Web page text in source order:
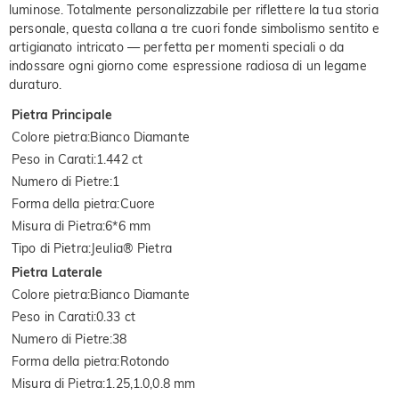
luminose. Totalmente personalizzabile per riflettere la tua storia
personale, questa collana a tre cuori fonde simbolismo sentito e
artigianato intricato — perfetta per momenti speciali o da
indossare ogni giorno come espressione radiosa di un legame
duraturo.
Pietra Principale
Colore pietra:Bianco Diamante
Peso in Carati:1.442 ct
Numero di Pietre:1
Forma della pietra:Cuore
Misura di Pietra:6*6 mm
Tipo di Pietra:Jeulia® Pietra
Pietra Laterale
Colore pietra:Bianco Diamante
Peso in Carati:0.33 ct
Numero di Pietre:38
Forma della pietra:Rotondo
Misura di Pietra:1.25,1.0,0.8 mm